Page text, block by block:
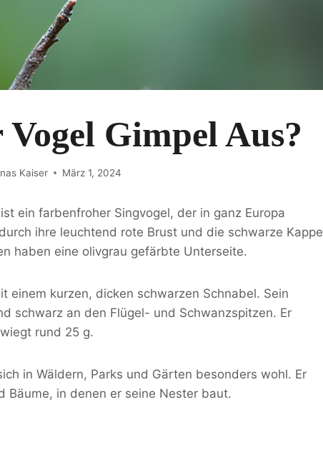
Gimpel Aus?
Kaiser März 1, 2024
ein farbenfroher Singvogel, der in ganz Europa
ihre leuchtend rote Brust und die schwarze Kappe
haben eine olivgrau gefärbte Unterseite.
einem kurzen, dicken schwarzen Schnabel. Sein
schwarz an den Flügel- und Schwanzspitzen. Er
rund 25 g.
in Wäldern, Parks und Gärten besonders wohl. Er
Bäume, in denen er seine Nester baut.